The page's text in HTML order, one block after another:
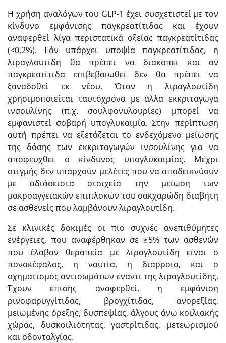
Η χρήση αναλόγων του GLP-1 έχει συσχετιστεί με τον
κίνδυνο εμφάνισης παγκρεατίτιδας και έχουν
αναφερθεί λίγα περιστατικά οξείας παγκρεατίτιδας
(<0,2%). Εάν υπάρχει υποψία παγκρεατίτιδας, η
λιραγλουτίδη θα πρέπει να διακοπεί και αν
παγκρεατίτιδα επιβεβαιωθεί δεν θα πρέπει να
ξαναδοθεί εκ νέου. Όταν η λιραγλουτίδη
χρησιμοποιείται ταυτόχρονα με άλλα εκκριταγωγά
ινσουλίνης (π.χ. σουλφονυλουρίες) μπορεί να
εμφανιστεί σοβαρή υπογλυκαιμία. Στην περίπτωση
αυτή πρέπει να εξετάζεται το ενδεχόμενο μείωσης
της δόσης των εκκριταγωγών ινσουλίνης για να
αποφευχθεί ο κίνδυνος υπογλυκαιμίας. Μέχρι
στιγμής δεν υπάρχουν μελέτες που να αποδεικνύουν
με αδιάσειστα στοιχεία την μείωση των
μακροαγγειακών επιπλοκών του σακχαρώδη διαβήτη
σε ασθενείς που λαμβάνουν λιραγλουτίδη.
Σε κλινικές δοκιμές οι πιο συχνές ανεπιθύμητες
ενέργειες, που αναφέρθηκαν σε ≥5% των ασθενών
που έλαβαν θεραπεία με λιραγλουτίδη είναι ο
πονοκέφαλος, η ναυτία, η διάρροια, και ο
σχηματισμός αντισωμάτων έναντι της λιραγλουτίδης.
Έχουν επίσης αναφερθεί, η εμφάνιση
ρινοφαρυγγίτιδας, βρογχίτιδας, ανορεξίας,
μειωμένης όρεξης, δυσπεψίας, άλγους άνω κοιλιακής
χώρας, δυσκοιλιότητας, γαστρίτιδας, μετεωρισμού
και οδονταλγίας.